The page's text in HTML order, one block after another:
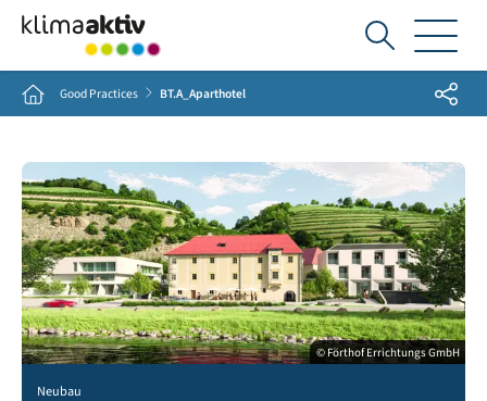
Ich
suche...
Home Good Practices BT.A_Aparthotel Share
© Förthof Errichtungs GmbH
Neubau